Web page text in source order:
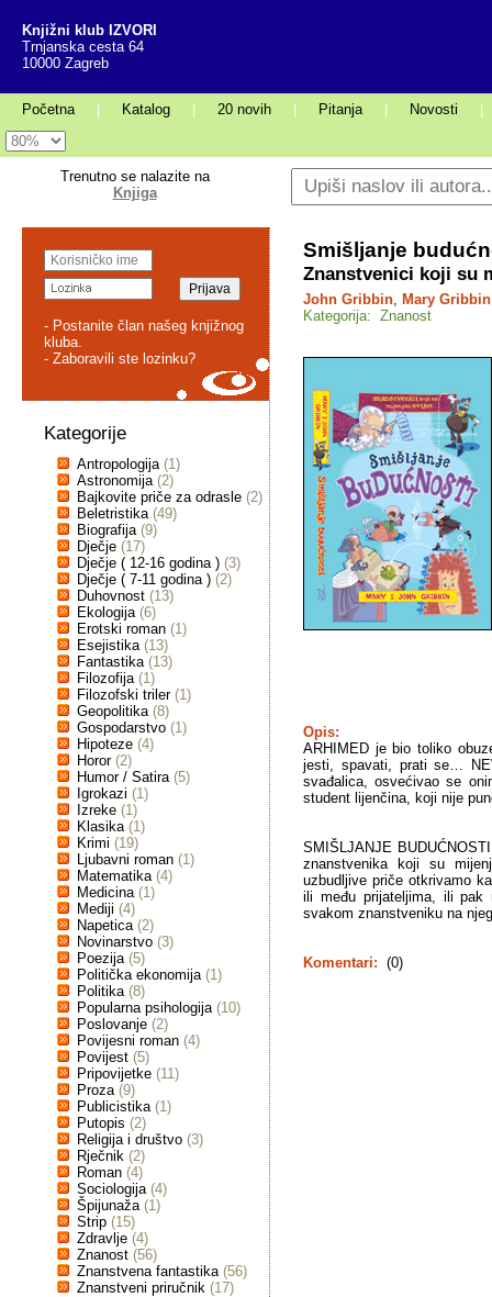
Knjižni klub IZVORI
Trnjanska cesta 64
10000 Zagreb
Početna Katalog 20 novih Pitanja Novosti
Trenutno se nalazite na
Knjiga
- Postanite član našeg knjižnog
kluba.
- Zaboravili ste lozinku?
Kategorije
Antropologija (1)
Astronomija (2)
Bajkovite priče za odrasle (2)
Beletristika (49)
Biografija (9)
Dječje (17)
Dječje ( 12-16 godina ) (3)
Dječje ( 7-11 godina ) (2)
Duhovnost (13)
Ekologija (6)
Erotski roman (1)
Esejistika (13)
Fantastika (13)
Filozofija (1)
Filozofski triler (1)
Geopolitika (8)
Gospodarstvo (1)
Hipoteze (4)
Horor (2)
Humor / Satira (5)
Igrokazi (1)
Izreke (1)
Klasika (1)
Krimi (19)
Ljubavni roman (1)
Matematika (4)
Medicina (1)
Mediji (4)
Napetica (2)
Novinarstvo (3)
Poezija (5)
Politička ekonomija (1)
Politika (8)
Popularna psihologija (10)
Poslovanje (2)
Povijesni roman (4)
Povijest (5)
Pripovijetke (11)
Proza (9)
Publicistika (1)
Putopis (2)
Religija i društvo (3)
Rječnik (2)
Roman (4)
Sociologija (4)
Špijunaža (1)
Strip (15)
Zdravlje (4)
Znanost (56)
Znanstvena fantastika (56)
Znanstveni priručnik (17)
Smišljanje
Znanstvenici koji su
John Gribbin, Mary Gribbin
Kategorija: Znanost
Opis:
ARHIMED je bio toliko
jesti, spavati, prati se…
svađalica, osvećivao se
student lijenčina, koji nije
SMIŠLJANJE
znanstvenika koji su
uzbudljive priče otkrivamo
ili među prijateljima, ili pak
svakom znanstveniku na
Komentari: (0)